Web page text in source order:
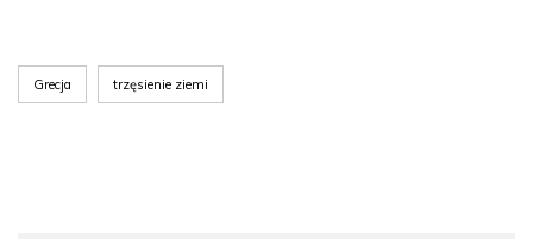
Grecja trzęsienie ziemi